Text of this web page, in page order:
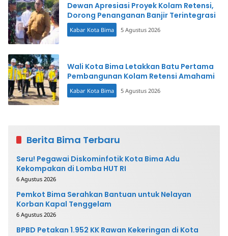
Dewan Apresiasi Proyek Kolam Retensi,
Dorong Penanganan Banjir Terintegrasi
Kabar Kota Bima 5 Agustus 2026
Wali Kota Bima Letakkan Batu Pertama
Pembangunan Kolam Retensi Amahami
Kabar Kota Bima 5 Agustus 2026
Berita Bima Terbaru
Seru! Pegawai Diskominfotik Kota Bima Adu
Kekompakan di Lomba HUT RI
6 Agustus 2026
Pemkot Bima Serahkan Bantuan untuk Nelayan
Korban Kapal Tenggelam
6 Agustus 2026
BPBD Petakan 1.952 KK Rawan Kekeringan di Kota